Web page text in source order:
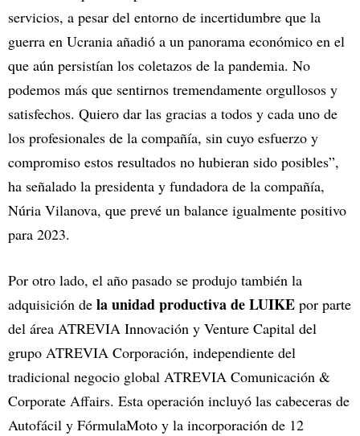
servicios, a pesar del entorno de incertidumbre que la
guerra en Ucrania añadió a un panorama económico en el
que aún persistían los coletazos de la pandemia. No
podemos más que sentirnos tremendamente orgullosos y
satisfechos. Quiero dar las gracias a todos y cada uno de
los profesionales de la compañía, sin cuyo esfuerzo y
compromiso estos resultados no hubieran sido posibles”,
ha señalado la presidenta y fundadora de la compañía,
Núria Vilanova, que prevé un balance igualmente positivo
para 2023.
Por otro lado, el año pasado se produjo también la
adquisición de la unidad productiva de LUIKE por parte
del área ATREVIA Innovación y Venture Capital del
grupo ATREVIA Corporación, independiente del
tradicional negocio global ATREVIA Comunicación &
Corporate Affairs. Esta operación incluyó las cabeceras de
Autofácil y FórmulaMoto y la incorporación de 12